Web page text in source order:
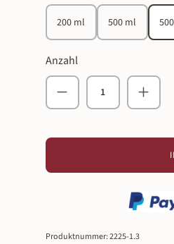
200 ml 500 ml
Anzahl
Produkt Anzahl:
Produktnummer:2225-1.3